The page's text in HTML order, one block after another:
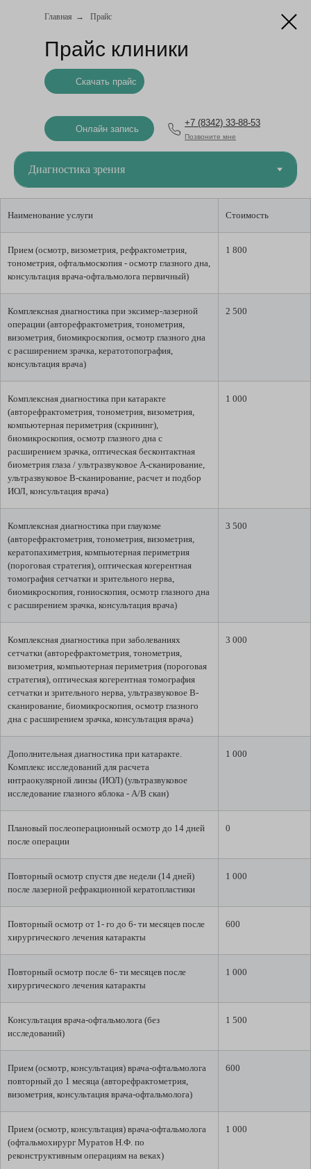
Главная → Прайс
Прайс клиники
Скачать прайс
Онлайн запись
Позвоните мне
+7 (8342) 33-88-53
Наименование услуги Стоимость
Прием (осмотр, визометрия, рефрактометрия,
тонометрия, офтальмоскопия - осмотр глазного дна,
консультация врача-офтальмолога первичный)
1 800
Комплексная диагностика при эксимер-лазерной
операции (авторефрактометрия, тонометрия,
визометрия, биомикроскопия, осмотр глазного дна
с расширением зрачка, кератотопография,
консультация врача)
2 500
Комплексная диагностика при катаракте
(авторефрактометрия, тонометрия, визометрия,
компьютерная периметрия (скрининг),
биомикроскопия, осмотр глазного дна с
расширением зрачка, оптическая бесконтактная
биометрия глаза / ультразвуковое A-сканирование,
ультразвуковое В-сканирование, расчет и подбор
ИОЛ, консультация врача)
1 000
Комплексная диагностика при глаукоме
(авторефрактометрия, тонометрия, визометрия,
кератопахиметрия, компьютерная периметрия
(пороговая стратегия), оптическая когерентная
томография сетчатки и зрительного нерва,
биомикроскопия, гониоскопия, осмотр глазного дна
с расширением зрачка, консультация врача)
3 500
Комплексная диагностика при заболеваниях
сетчатки (авторефрактометрия, тонометрия,
визометрия, компьютерная периметрия (пороговая
стратегия), оптическая когерентная томография
сетчатки и зрительного нерва, ультразвуковое В-
сканирование, биомикроскопия, осмотр глазного
дна с расширением зрачка, консультация врача)
3 000
Дополнительная диагностика при катаракте.
Комплекс исследований для расчета
интраокулярной линзы (ИОЛ) (ультразвуковое
исследование глазного яблока - А/В скан)
1 000
Плановый послеоперационный осмотр до 14 дней
после операции
0
Повторный осмотр спустя две недели (14 дней)
после лазерной рефракционной кератопластики
1 000
Повторный осмотр от 1- го до 6- ти месяцев после
хирургического лечения катаракты
600
Повторный осмотр после 6- ти месяцев после
хирургического лечения катаракты
1 000
Консультация врача-офтальмолога (без
исследований)
1 500
Прием (осмотр, консультация) врача-офтальмолога
повторный до 1 месяца (авторефрактометрия,
визометрия, консультация врача-офтальмолога)
600
Прием (осмотр, консультация) врача-офтальмолога
(офтальмохирург Муратов Н.Ф. по
реконструктивным операциям на веках)
1 000